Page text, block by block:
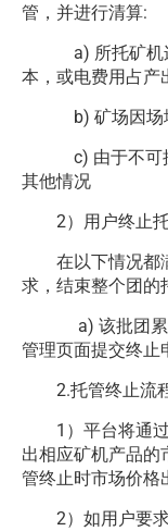
管，并进行清算:
a) 所托矿机
本，或电费用占产
b) 矿场因场
c) 由于不可
其他情况
2）用户终止
在以下情况都
求，结束整个团的
a) 该批团累
管理页面提交终止
2.托管终止流
1）平台将通
出相应矿机产品的
管终止时市场价格
2）如用户要